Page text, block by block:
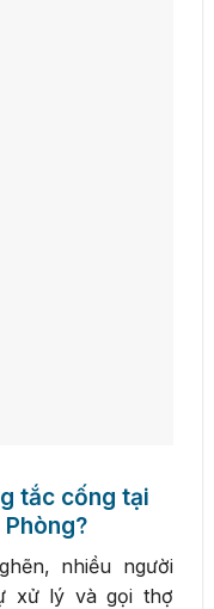
tắc cống tại
nhiều người
xử lý và gọi thợ